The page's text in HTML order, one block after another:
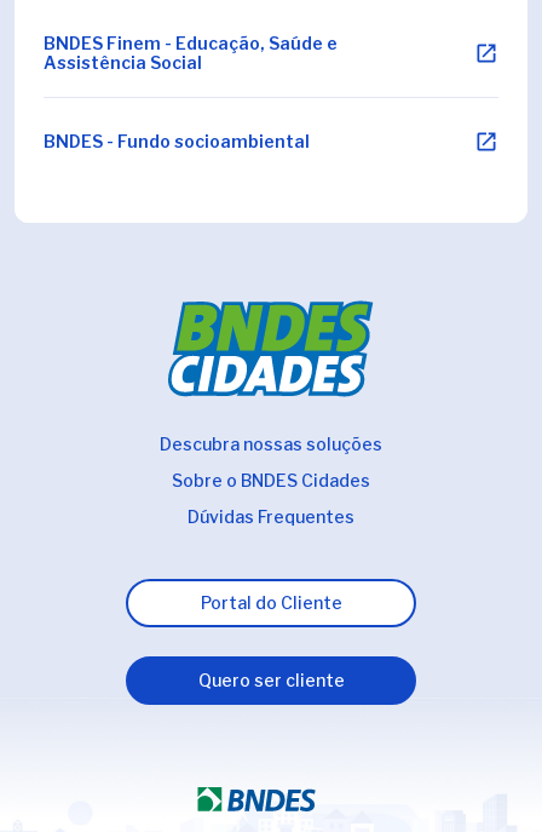
BNDES Finem - Educação, Saúde e
Assistência Social
BNDES - Fundo socioambiental
Descubra nossas soluções
Sobre o BNDES Cidades
Dúvidas Frequentes
Portal do Cliente
Quero ser cliente